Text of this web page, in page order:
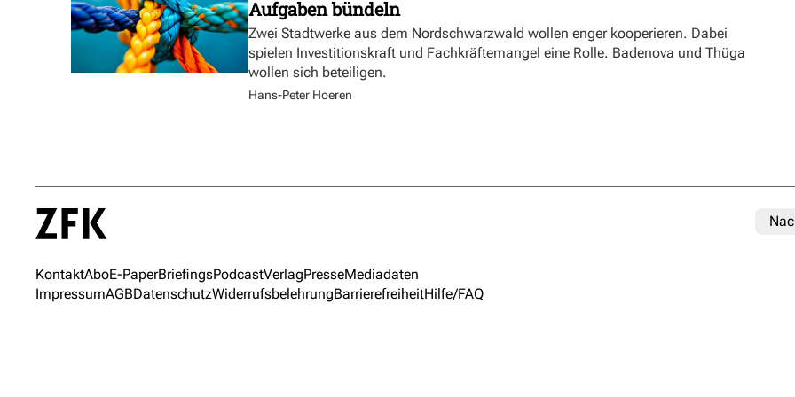
Aufgaben bündeln
Zwei Stadtwerke aus dem Nordschwarzwald wollen enger kooperieren. Dabei
spielen Investitionskraft und Fachkräftemangel eine Rolle. Badenova und Thüga
wollen sich beteiligen.
Hans-Peter Hoeren
KontaktAboE-PaperBriefingsPodcastVerlagPresseMediadaten
ImpressumAGBDatenschutzWiderrufsbelehrungBarrierefreiheitHilfe/FAQ